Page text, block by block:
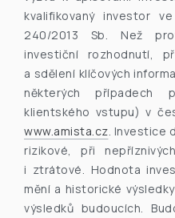
kvalifikovaný investor
240/2013 Sb. Než
investiční rozhodnutí,
a sdělení klíčových
některých případech
klientského vstupu) v
www.amista.cz. Investice
rizikové, při
i ztrátové. Hodnota
mění a historické
výsledků budoucích.